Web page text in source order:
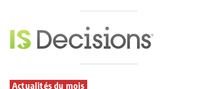
Actualités du mois